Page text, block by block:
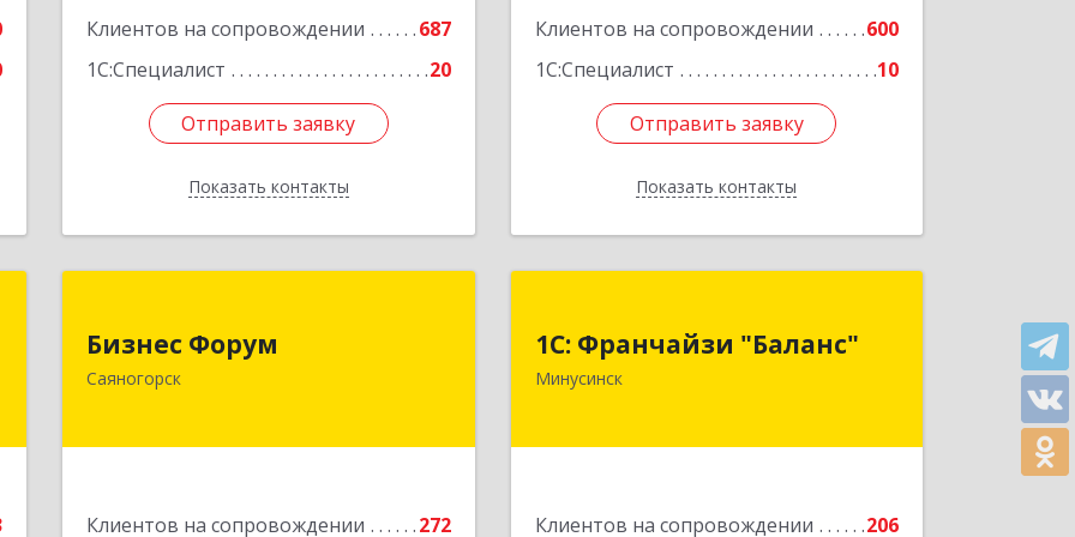
Клиентов на сопровождении
687
1С:Специалист
20
Отправить заявку
Показать контакты
Отправить заявку
Назад
Клиентов на сопровождении
600
1С:Специалист
10
Отправить заявку
Показать контакты
Отправить заявку
Назад
Бизнес Форум
Саяногорск
Клиентов на сопровождении
272
655603, Хакасия Респ, Саяногорск г,
Советский мкр, дом № 2, кв.262
Подробнее
1С: Франчайзи "Баланс"
Минусинск
Клиентов на сопровождении 206
Минусинск г, Абаканская ул, дом №